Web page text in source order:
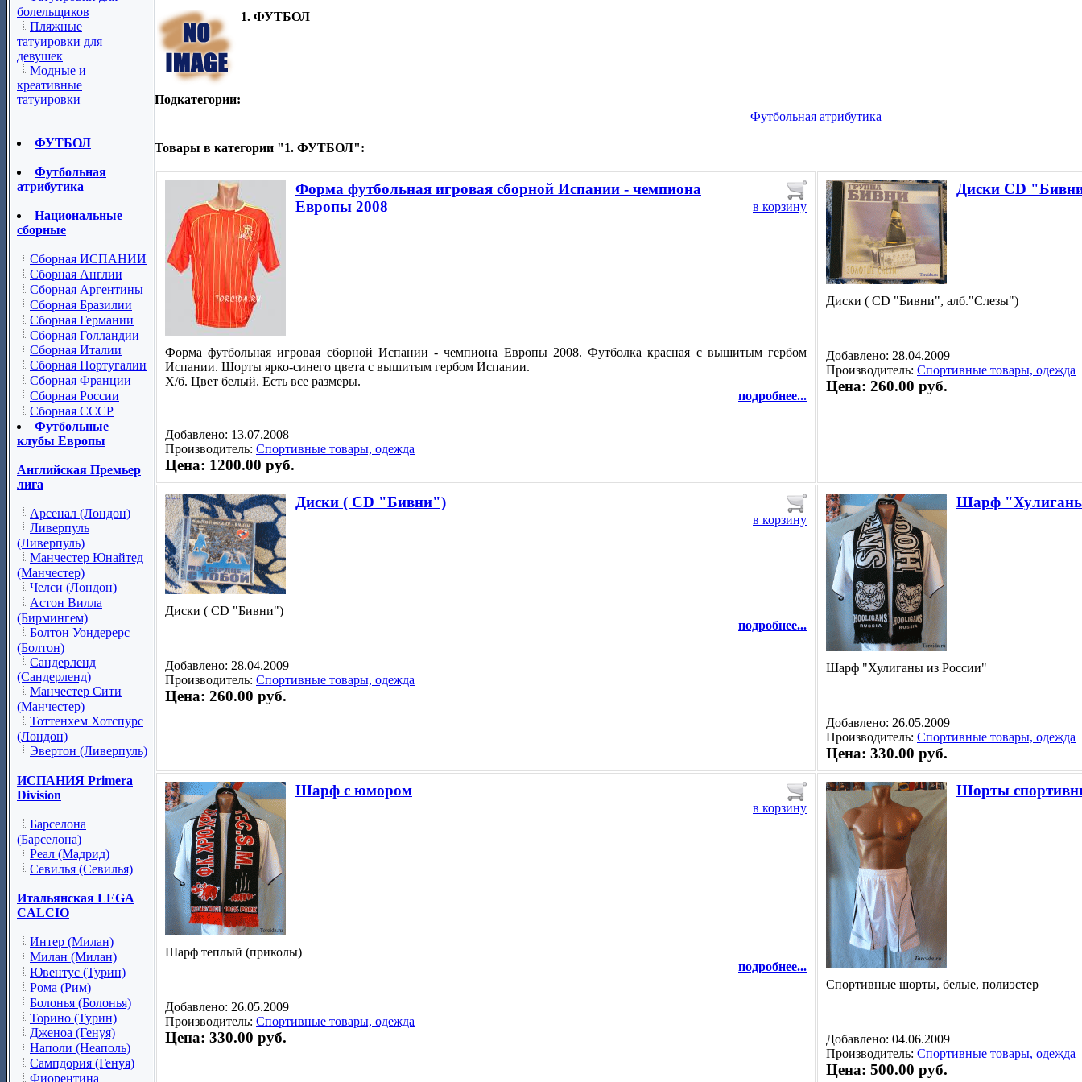
болельщиков
Пляжные
татуировки для
девушек
Модные и
креативные
татуировки
ФУТБОЛ
Футбольная
атрибутика
Национальные
сборные
Сборная ИСПАНИИ
Сборная Англии
Сборная Аргентины
Сборная Бразилии
Сборная Германии
Сборная Голландии
Сборная Италии
Сборная Португалии
Сборная Франции
Сборная России
Сборная СССР
Футбольные
клубы Европы
Английская Премьер
лига
Арсенал (Лондон)
Ливерпуль
(Ливерпуль)
Манчестер Юнайтед
(Манчестер)
Челси (Лондон)
Астон Вилла
(Бирмингем)
Болтон Уондерерс
(Болтон)
Сандерленд
(Сандерленд)
Манчестер Сити
(Манчестер)
Тоттенхем Хотспурс
(Лондон)
Эвертон (Ливерпуль)
ИСПАНИЯ Primera
Division
Барселона
(Барселона)
Реал (Мадрид)
Севилья (Севилья)
Итальянская LEGA
CALCIO
Интер (Милан)
Милан (Милан)
Ювентус (Турин)
Рома (Рим)
Болонья (Болонья)
Торино (Турин)
Дженоа (Генуя)
Наполи (Неаполь)
Сампдория (Генуя)
Фиорентина
1. ФУТБОЛ
Подкатегории:
Футбольная атрибутика
Товары в категории "1. ФУТБОЛ":
Форма футбольная игровая сборной Испании - чемпиона
Европы 2008
в корзину
Форма футбольная игровая сборной Испании - чемпиона Европы 2008. Футболка красная с вышитым гербом
Испании. Шорты ярко-синего цвета с вышитым гербом Испании.
Х/б. Цвет белый. Есть все размеры.
подробнее...
Добавлено: 13.07.2008
Производитель: Спортивные товары, одежда
Цена: 1200.00 руб.
Диски СD
Диски ( СD "Бивни", алб."Слезы")
Добавлено: 28.04.2009
Производитель: Спортивные товары, одежда
Цена: 260.00 руб.
Диски ( СD "Бивни")
в корзину
Диски ( СD "Бивни")
подробнее...
Добавлено: 28.04.2009
Производитель: Спортивные товары, одежда
Цена: 260.00 руб.
Шарф
Шарф "Хулиганы из России"
Добавлено: 26.05.2009
Производитель: Спортивные товары, одежда
Цена: 330.00 руб.
Шарф с юмором
в корзину
Шарф теплый (приколы)
подробнее...
Добавлено: 26.05.2009
Производитель: Спортивные товары, одежда
Цена: 330.00 руб.
Шорты
Спортивные шорты, белые, полиэстер
Добавлено: 04.06.2009
Производитель: Спортивные товары, одежда
Цена: 500.00 руб.